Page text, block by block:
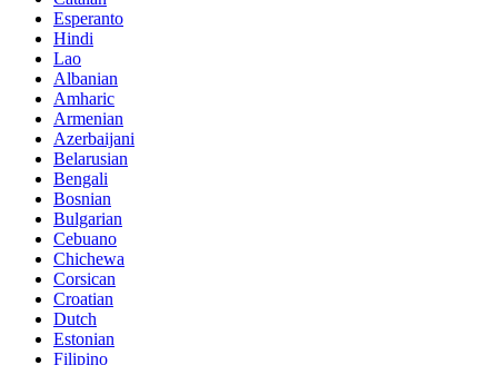
Esperanto
Hindi
Lao
Albanian
Amharic
Armenian
Azerbaijani
Belarusian
Bengali
Bosnian
Bulgarian
Cebuano
Chichewa
Corsican
Croatian
Dutch
Estonian
Filipino